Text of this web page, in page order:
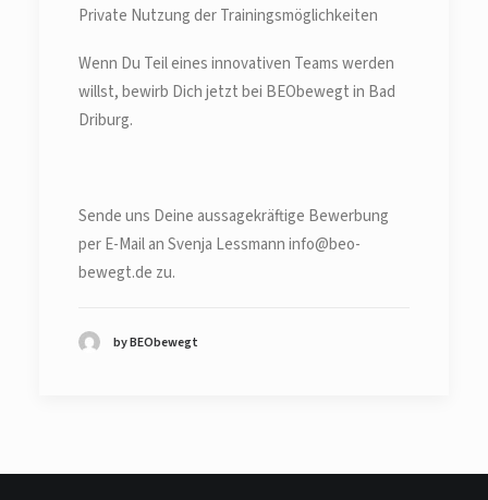
Private Nutzung der Trainingsmöglichkeiten
Wenn Du Teil eines innovativen Teams werden
willst, bewirb Dich jetzt bei BEObewegt in Bad
Driburg.
Sende uns Deine aussagekräftige Bewerbung
per E-Mail an Svenja Lessmann info@beo-
bewegt.de zu.
by BEObewegt